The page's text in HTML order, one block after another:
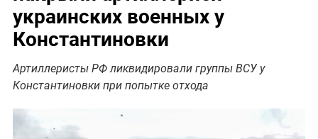
украинских военных у
Константиновки
Артиллеристы РФ ликвидировали группы ВСУ у
Константиновки при попытке отхода